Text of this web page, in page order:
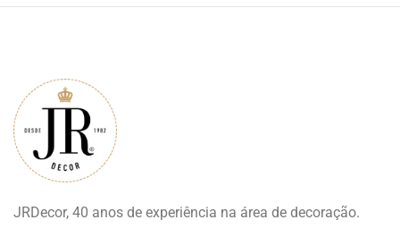
JRDecor, 40 anos de experiência na área de decoração.